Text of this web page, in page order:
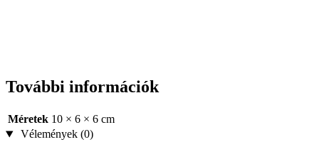
További információk
Méretek 10 × 6 × 6 cm
Vélemények (0)